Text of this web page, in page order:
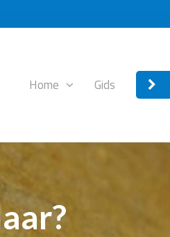
Home Gids